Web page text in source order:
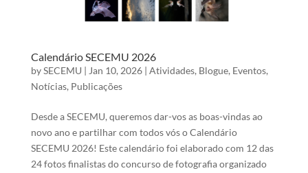
Calendário SECEMU 2026
bySECEMU Jan 10, 2026| Atividades, Blogue, Eventos,
Notícias, Publicações
Desde a SECEMU, queremos dar-vos as boas-vindas ao
novo ano e partilhar com todos vós o Calendário
SECEMU 2026! Este calendário foi elaborado com 12 das
24 fotos finalistas do concurso de fotografia organizado